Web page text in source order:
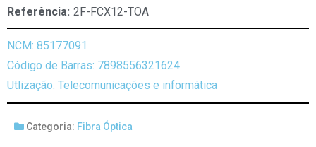
Referência: 2F-FCX12-TOA
NCM: 85177091
Código de Barras: 7898556321624
Utlização: Telecomunicações e informática
Categoria: Fibra Óptica